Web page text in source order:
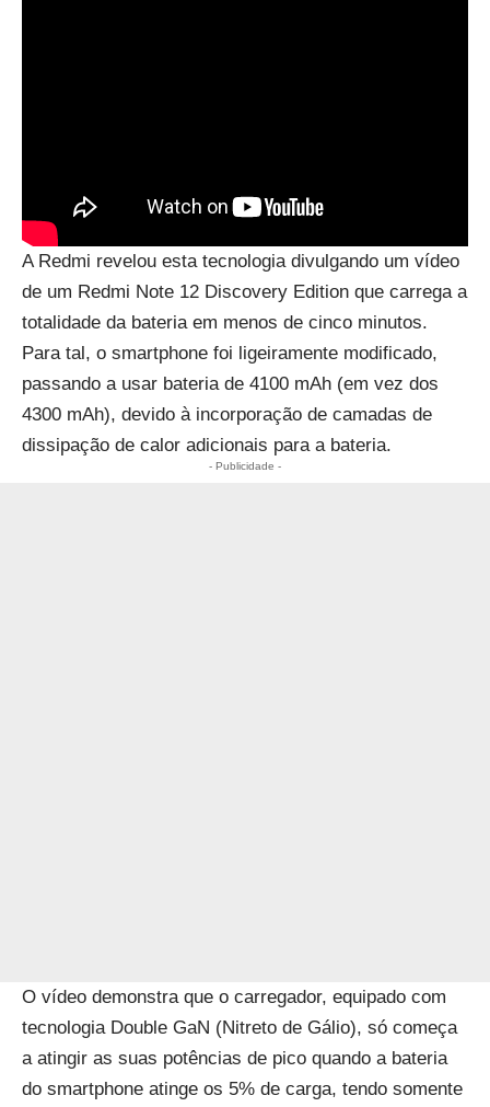
A Redmi revelou esta tecnologia divulgando um vídeo
de um Redmi Note 12 Discovery Edition que carrega a
totalidade da bateria em menos de cinco minutos.
Para tal, o smartphone foi ligeiramente modificado,
passando a usar bateria de 4100 mAh (em vez dos
4300 mAh), devido à incorporação de camadas de
dissipação de calor adicionais para a bateria.
- Publicidade -
O vídeo demonstra que o carregador, equipado com
tecnologia Double GaN (Nitreto de Gálio), só começa
a atingir as suas potências de pico quando a bateria
do smartphone atinge os 5% de carga, tendo somente